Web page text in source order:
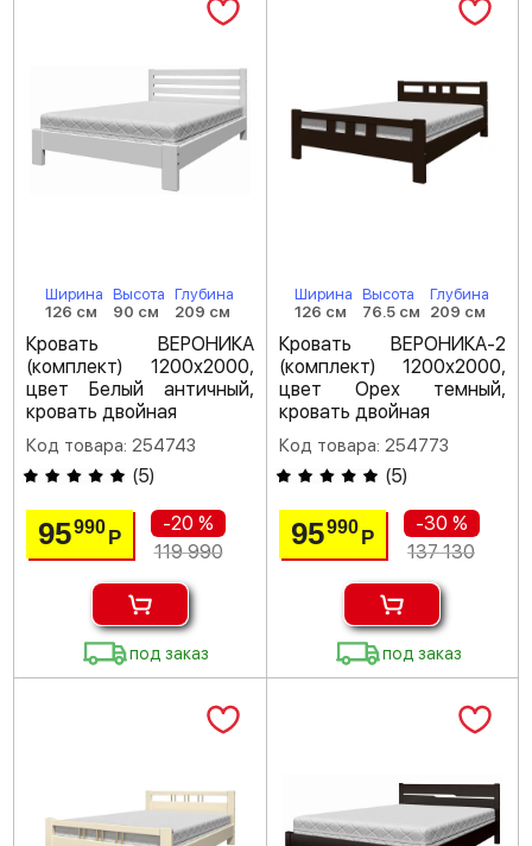
Ширина
126 см
Высота
90 см
Глубина
209 см
Кровать ВЕРОНИКА
(комплект) 1200х2000,
цвет Белый античный,
кровать двойная
Код товара: 254743
(5)
95990Р
-20 %
119 990
под заказ
Ширина
126 см
Высота
76.5 см
Глубина
209 см
Кровать ВЕРОНИКА-2
(комплект) 1200х2000,
цвет Орех темный,
кровать двойная
Код товара: 254773
(5)
95990 Р
-30 %
137 130
под заказ